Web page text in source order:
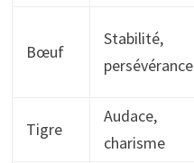
Bœuf
Stabilité,
persévérance
Tigre
Audace,
charisme